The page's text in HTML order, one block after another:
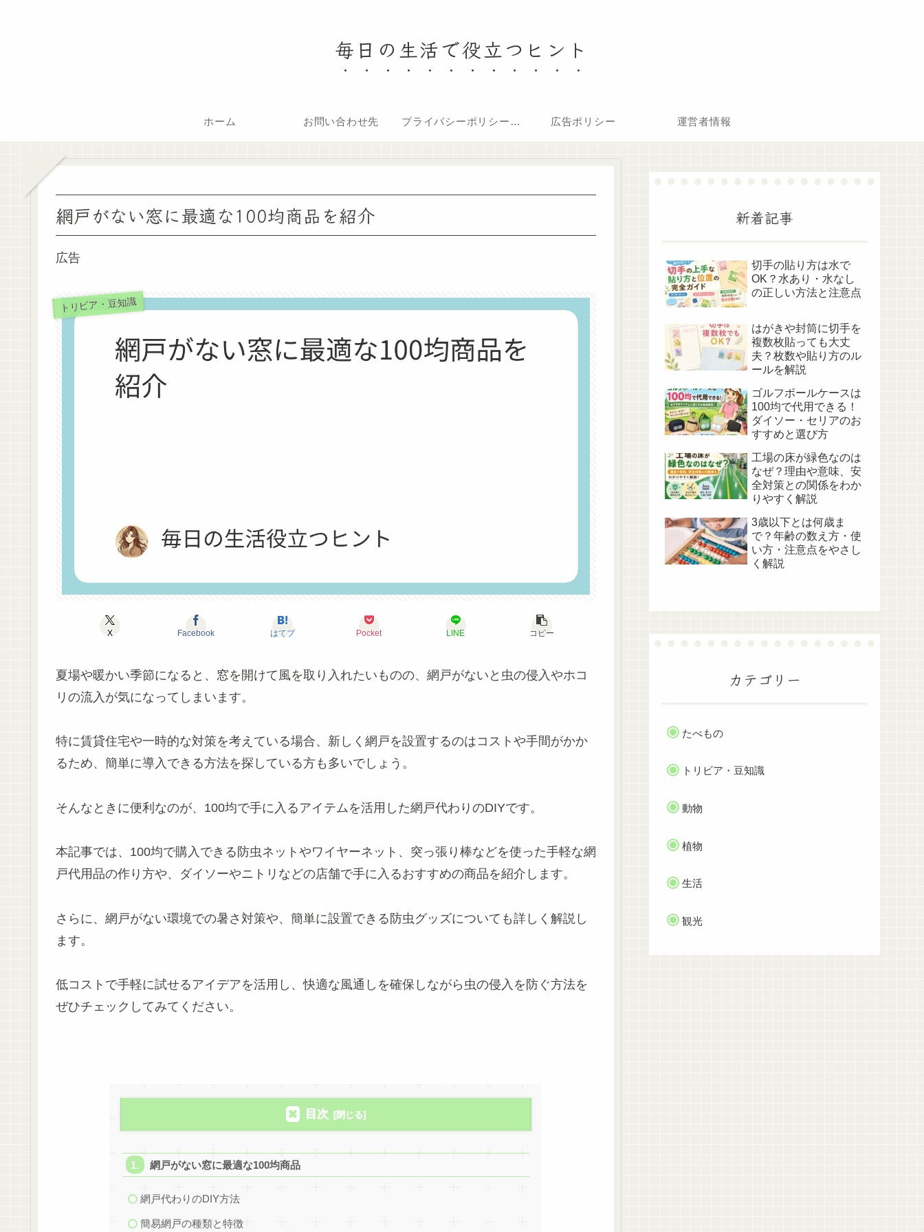
毎日の生活で役立つヒント
ホーム お問い合わせ先 プライバシーポリシー・免責事項 広告ポリシー 運営者情報
網戸がない窓に最適な100均商品を紹介
広告
トリビア・豆知識
X Facebook はてブ Pocket LINE コピー
夏場や暖かい季節になると、窓を開けて風を取り入れたいものの、網戸がないと虫の侵入やホコ
リの流入が気になってしまいます。
特に賃貸住宅や一時的な対策を考えている場合、新しく網戸を設置するのはコストや手間がかか
るため、簡単に導入できる方法を探している方も多いでしょう。
そんなときに便利なのが、100均で手に入るアイテムを活用した網戸代わりのDIYです。
本記事では、100均で購入できる防虫ネットやワイヤーネット、突っ張り棒などを使った手軽な網
戸代用品の作り方や、ダイソーやニトリなどの店舗で手に入るおすすめの商品を紹介します。
さらに、網戸がない環境での暑さ対策や、簡単に設置できる防虫グッズについても詳しく解説し
ます。
低コストで手軽に試せるアイデアを活用し、快適な風通しを確保しながら虫の侵入を防ぐ方法を
ぜひチェックしてみてください。
目次
網戸がない窓に最適な100均商品
網戸代わりのDIY方法
簡易網戸の種類と特徴
新着記事
切手の貼り方は水で
OK？水あり・水なし
の正しい方法と注意点
はがきや封筒に切手を
複数枚貼っても大丈
夫？枚数や貼り方のル
ールを解説
ゴルフボールケースは
100均で代用できる！
ダイソー・セリアのお
すすめと選び方
工場の床が緑色なのは
なぜ？理由や意味、安
全対策との関係をわか
りやすく解説
3歳以下とは何歳ま
で？年齢の数え方・使
い方・注意点をやさし
く解説
カテゴリー
たべもの
トリビア・豆知識
動物
植物
生活
観光